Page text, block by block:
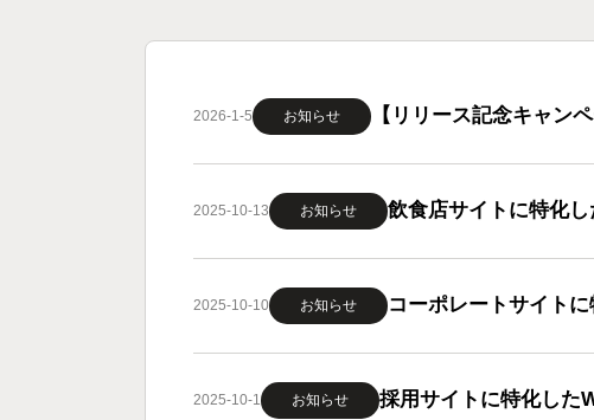
2026-1-5 お知らせ 【リリース記念キャン
2025-10-13 お知らせ 飲食店サイトに特化
2025-10-10 お知らせ コーポレートサイト
2025-10-1 お知らせ 採用サイトに特化した